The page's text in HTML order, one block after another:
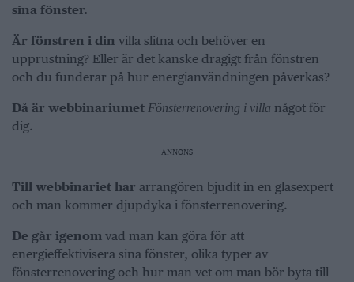
sina fönster.
Är fönstren i din villa slitna och behöver en
upprustning? Eller är det kanske dragigt från fönstren
och du funderar på hur energianvändningen påverkas?
Då är webbinariumet Fönsterrenovering i villa något för
dig.
ANNONS
Till webbinariet har arrangören bjudit in en glasexpert
och man kommer djupdyka i fönsterrenovering.
De går igenom vad man kan göra för att
energieffektivisera sina fönster, olika typer av
fönsterrenovering och hur man vet om man bör byta till